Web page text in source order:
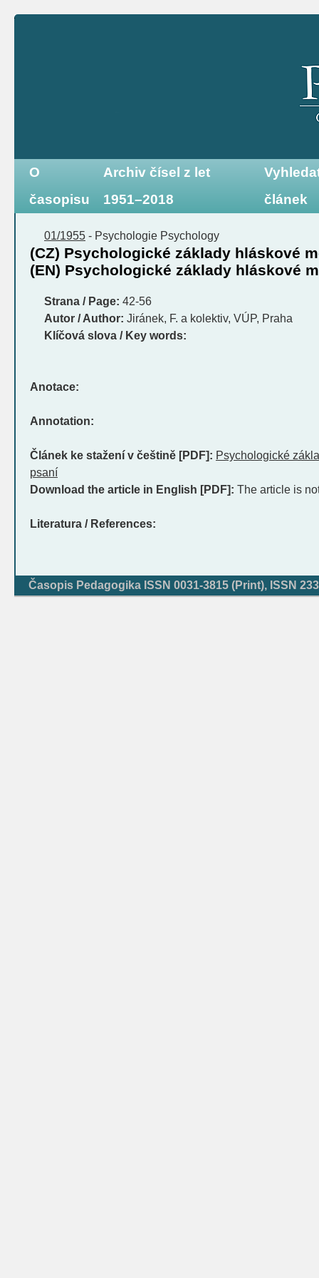
O
časopisu
Archiv čísel z let
1951–2018
článek
01/1955 - Psychologie Psychology
(CZ) Psychologické základy hláskové
(EN) Psychologické základy hláskové
Strana / Page: 42-56
Autor / Author: Jiránek, F. a kolektiv, VÚP, Praha
Klíčová slova / Key words:
Anotace:
Annotation:
Článek ke stažení v češtině [PDF]: Psychologické
psaní
Download the article in English [PDF]: The article is
Literatura / References:
Časopis Pedagogika ISSN 0031-3815 (Print), ISSN